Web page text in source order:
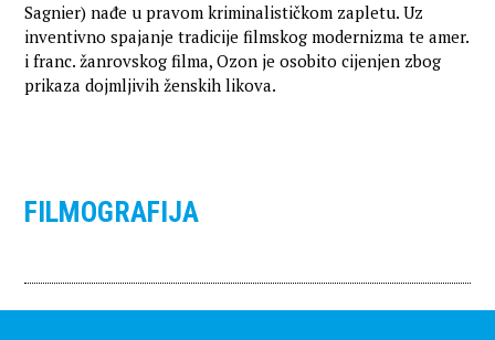
Sagnier) nađe u pravom kriminalističkom zapletu. Uz
inventivno spajanje tradicije filmskog modernizma te amer.
i franc. žanrovskog filma, Ozon je osobito cijenjen zbog
prikaza dojmljivih ženskih likova.
FILMOGRAFIJA